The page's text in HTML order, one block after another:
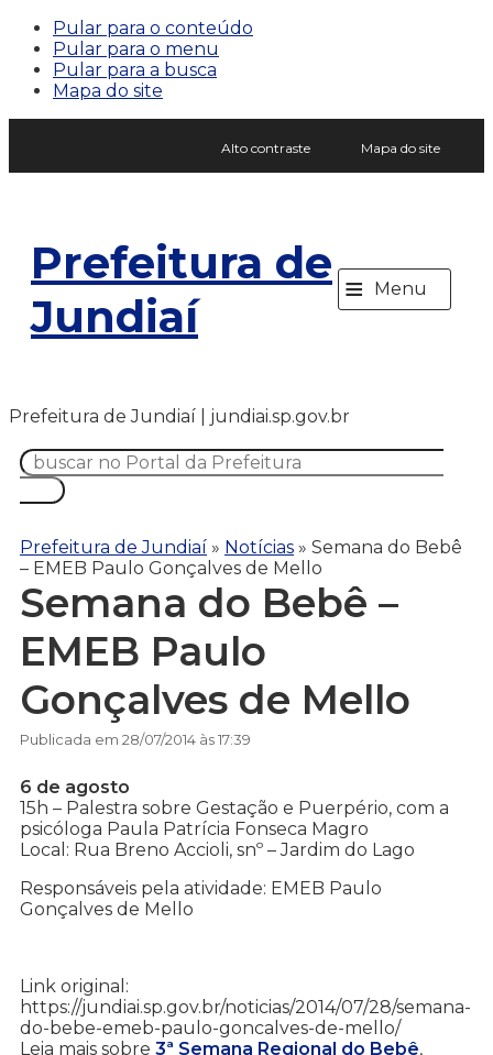
Pular para o conteúdo
Pular para o menu
Pular para a busca
Mapa do site
Alto contraste Mapa do site
Prefeitura de
Jundiaí
≡ Menu
Prefeitura de Jundiaí | jundiai.sp.gov.br
Prefeitura de Jundiaí » Notícias » Semana do Bebê
– EMEB Paulo Gonçalves de Mello
Semana do Bebê –
EMEB Paulo
Gonçalves de Mello
Publicada em 28/07/2014 às 17:39
6 de agosto
15h – Palestra sobre Gestação e Puerpério, com a
psicóloga Paula Patrícia Fonseca Magro
Local: Rua Breno Accioli, snº – Jardim do Lago
Responsáveis pela atividade: EMEB Paulo
Gonçalves de Mello
Link original:
https://jundiai.sp.gov.br/noticias/2014/07/28/semana-
do-bebe-emeb-paulo-goncalves-de-mello/
Leia mais sobre 3ª Semana Regional do Bebê,